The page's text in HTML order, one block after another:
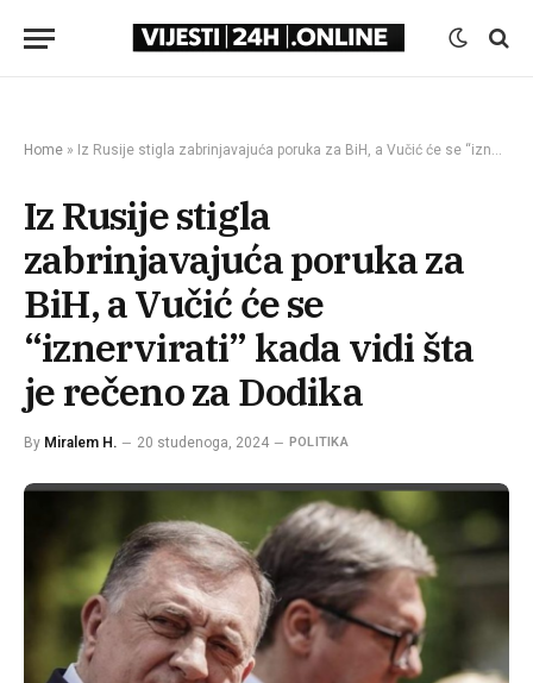
Home » Iz Rusije stigla zabrinjavajuća poruka za BiH, a Vučić će se “iznervirati” kada vidi šta je rečeno za Dodika
Iz Rusije stigla
zabrinjavajuća poruka za
BiH, a Vučić će se
“iznervirati” kada vidi šta
je rečeno za Dodika
By Miralem H. 20 studenoga, 2024 POLITIKA